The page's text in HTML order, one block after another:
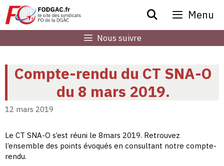
Aller
au
contenu
Menu
Nous suivre
Compte-rendu du CT SNA-O
du 8 mars 2019.
12 mars 2019
Le CT SNA-O s’est réuni le 8mars 2019. Retrouvez
l’ensemble des points évoqués en consultant notre compte-
rendu.